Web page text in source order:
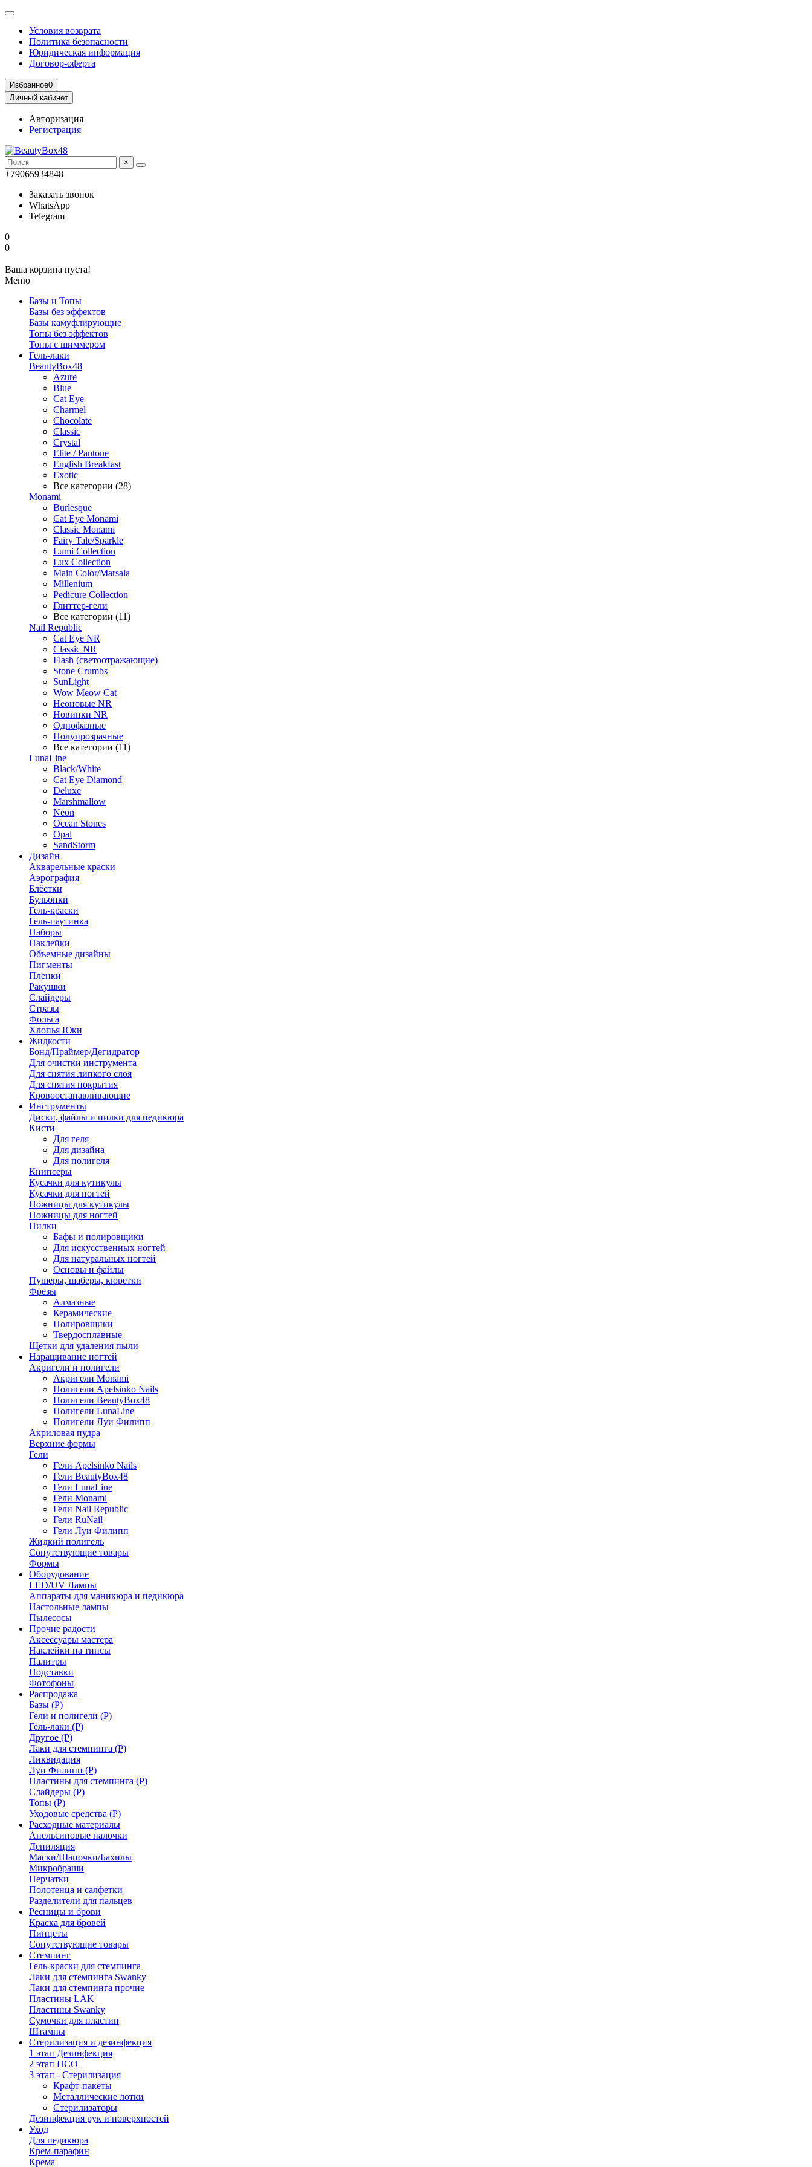
Условия возврата
Политика безопасности
Юридическая информация
Договор-оферта
Избранное0
Личный кабинет
Авторизация
Регистрация
×
+79065934848
Заказать звонок
WhatsApp
Telegram
0
0
Ваша корзина пуста!
Меню
Базы и Топы
Базы без эффектов
Базы камуфлирующие
Топы без эффектов
Топы с шиммером
Гель-лаки
BeautyBox48
Azure
Blue
Cat Eye
Charmel
Chocolate
Classic
Crystal
Elite / Pantone
English Breakfast
Exotic
Все категории (28)
Monami
Burlesque
Cat Eye Monami
Classic Monami
Fairy Tale/Sparkle
Lumi Collection
Lux Collection
Main Color/Marsala
Millenium
Pedicure Collection
Глиттер-гели
Все категории (11)
Nail Republic
Cat Eye NR
Classic NR
Flash (светоотражающие)
Stone Crumbs
SunLight
Wow Meow Cat
Неоновые NR
Новинки NR
Однофазные
Полупрозрачные
Все категории (11)
LunaLine
Black/White
Cat Eye Diamond
Deluxe
Marshmallow
Neon
Ocean Stones
Opal
SandStorm
Дизайн
Акварельные краски
Аэрография
Блёстки
Бульонки
Гель-краски
Гель-паутинка
Наборы
Наклейки
Объемные дизайны
Пигменты
Пленки
Ракушки
Слайдеры
Стразы
Фольга
Хлопья Юки
Жидкости
Бонд/Праймер/Дегидратор
Для очистки инструмента
Для снятия липкого слоя
Для снятия покрытия
Кровоостанавливающие
Инструменты
Диски, файлы и пилки для педикюра
Кисти
Для геля
Для дизайна
Для полигеля
Книпсеры
Кусачки для кутикулы
Кусачки для ногтей
Ножницы для кутикулы
Ножницы для ногтей
Пилки
Бафы и полировщики
Для искусственных ногтей
Для натуральных ногтей
Основы и файлы
Пушеры, шаберы, кюретки
Фрезы
Алмазные
Керамические
Полировщики
Твердосплавные
Щетки для удаления пыли
Наращивание ногтей
Акригели и полигели
Акригели Monami
Полигели Apelsinko Nails
Полигели BeautyBox48
Полигели LunaLine
Полигели Луи Филипп
Акриловая пудра
Верхние формы
Гели
Гели Apelsinko Nails
Гели BeautyBox48
Гели LunaLine
Гели Monami
Гели Nail Republic
Гели RuNail
Гели Луи Филипп
Жидкий полигель
Сопутствующие товары
Формы
Оборудование
LED/UV Лампы
Аппараты для маникюра и педикюра
Настольные лампы
Пылесосы
Прочие радости
Аксессуары мастера
Наклейки на типсы
Палитры
Подставки
Фотофоны
Распродажа
Базы (Р)
Гели и полигели (Р)
Гель-лаки (Р)
Другое (Р)
Лаки для стемпинга (Р)
Ликвидация
Луи Филипп (Р)
Пластины для стемпинга (Р)
Слайдеры (Р)
Топы (Р)
Уходовые средства (Р)
Расходные материалы
Апельсиновые палочки
Депиляция
Маски/Шапочки/Бахилы
Микробраши
Перчатки
Полотенца и салфетки
Разделители для пальцев
Ресницы и брови
Краска для бровей
Пинцеты
Сопутствующие товары
Стемпинг
Гель-краски для стемпинга
Лаки для стемпинга Swanky
Лаки для стемпинга прочие
Пластины LAK
Пластины Swanky
Сумочки для пластин
Штампы
Стерилизация и дезинфекция
1 этап Дезинфекция
2 этап ПСО
3 этап - Стерилизация
Крафт-пакеты
Металлические лотки
Стерилизаторы
Дезинфекция рук и поверхностей
Уход
Для педикюра
Крем-парафин
Крема